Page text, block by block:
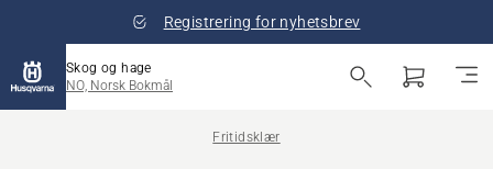
Registrering for nyhetsbrev
Skog og hage
NO, Norsk Bokmål
Fritidsklær